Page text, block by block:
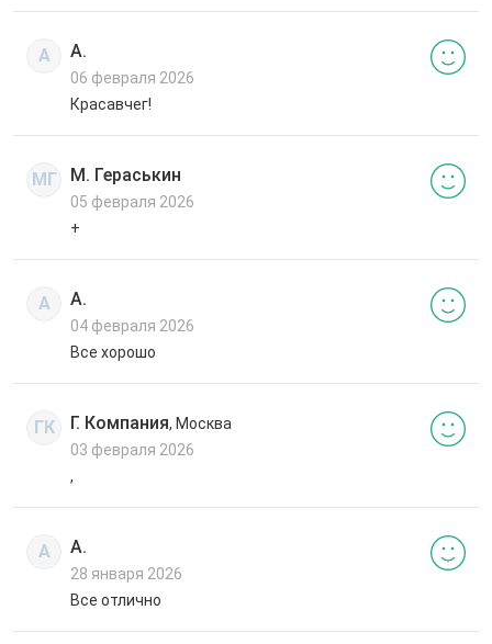
А А.
06 февраля 2026
Красавчег!
МГ М. Гераськин
05 февраля 2026
+
А А.
04 февраля 2026
Все хорошо
ГК Г. Компания, Москва
03 февраля 2026
,
А А.
28 января 2026
Все отлично